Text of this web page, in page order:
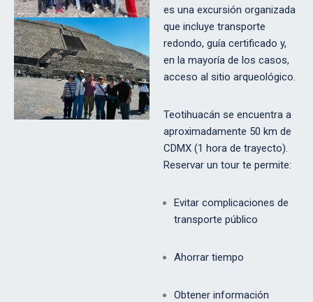
es una excursión organizada
que incluye transporte
redondo, guía certificado y,
en la mayoría de los casos,
acceso al sitio arqueológico.
Teotihuacán se encuentra a
aproximadamente 50 km de
CDMX (1 hora de trayecto).
Reservar un tour te permite:
Evitar complicaciones de
transporte público
Ahorrar tiempo
Obtener información